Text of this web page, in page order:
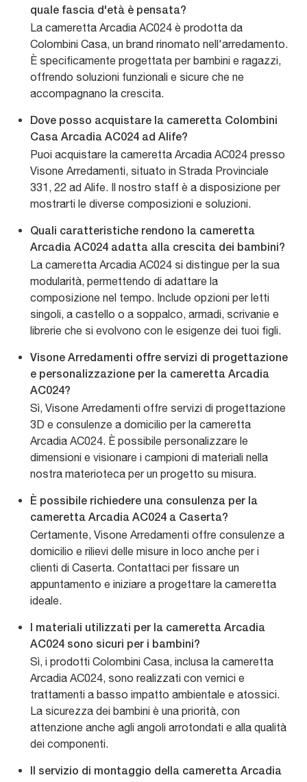
quale fascia d'età è pensata?
La cameretta Arcadia AC024 è prodotta da
Colombini Casa, un brand rinomato nell'arredamento.
È specificamente progettata per bambini e ragazzi,
offrendo soluzioni funzionali e sicure che ne
accompagnano la crescita.
Dove posso acquistare la cameretta Colombini
Casa Arcadia AC024 ad Alife?
Puoi acquistare la cameretta Arcadia AC024 presso
Visone Arredamenti, situato in Strada Provinciale
331, 22 ad Alife. Il nostro staff è a disposizione per
mostrarti le diverse composizioni e soluzioni.
Quali caratteristiche rendono la cameretta
Arcadia AC024 adatta alla crescita dei bambini?
La cameretta Arcadia AC024 si distingue per la sua
modularità, permettendo di adattare la
composizione nel tempo. Include opzioni per letti
singoli, a castello o a soppalco, armadi, scrivanie e
librerie che si evolvono con le esigenze dei tuoi figli.
Visone Arredamenti offre servizi di progettazione
e personalizzazione per la cameretta Arcadia
AC024?
Sì, Visone Arredamenti offre servizi di progettazione
3D e consulenze a domicilio per la cameretta
Arcadia AC024. È possibile personalizzare le
dimensioni e visionare i campioni di materiali nella
nostra materioteca per un progetto su misura.
È possibile richiedere una consulenza per la
cameretta Arcadia AC024 a Caserta?
Certamente, Visone Arredamenti offre consulenze a
domicilio e rilievi delle misure in loco anche per i
clienti di Caserta. Contattaci per fissare un
appuntamento e iniziare a progettare la cameretta
ideale.
I materiali utilizzati per la cameretta Arcadia
AC024 sono sicuri per i bambini?
Sì, i prodotti Colombini Casa, inclusa la cameretta
Arcadia AC024, sono realizzati con vernici e
trattamenti a basso impatto ambientale e atossici.
La sicurezza dei bambini è una priorità, con
attenzione anche agli angoli arrotondati e alla qualità
dei componenti.
Il servizio di montaggio della cameretta Arcadia